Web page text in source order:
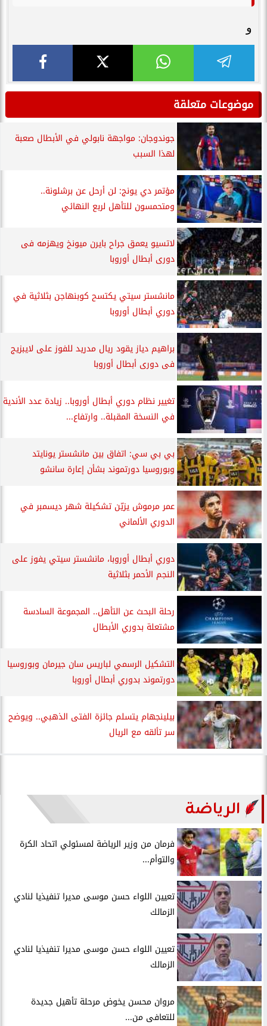
و
موضوعات متعلقة
جوندوجان: مواجهة نابولي في الأبطال صعبة
لهذا السبب
مؤتمر دي يونج: لن أرحل عن برشلونة..
ومتحمسون للتأهل لربع النهائي
لاتسيو يعمق جراح بايرن ميونخ ويهزمه فى
دورى أبطال أوروبا
مانشستر سيتي يكتسح كوبنهاجن بثلاثية في
دوري أبطال أوروبا
براهيم دياز يقود ريال مدريد للفوز على لايبزيج
فى دورى أبطال أوروبا
تغيير نظام دوري أبطال أوروبا.. زيادة عدد الأندية
في النسخة المقبلة.. وارتفاع...
بي بي سي: اتفاق بين مانشستر يونايتد
وبوروسيا دورتموند بشأن إعارة سانشو
عمر مرموش يزيّن تشكيلة شهر ديسمبر في
الدوري الألماني
دوري أبطال أوروبا، مانشستر سيتي يفوز على
النجم الأحمر بثلاثية
رحلة البحث عن التأهل.. المجموعة السادسة
مشتعلة بدوري الأبطال
التشكيل الرسمي لباريس سان جيرمان وبوروسيا
دورتموند بدوري أبطال أوروبا
بيلينجهام يتسلم جائزة الفتى الذهبي.. ويوضح
سر تألقه مع الريال
الرياضة
فرمان من وزير الرياضة لمسئولي اتحاد الكرة
والتوأم...
تعيين اللواء حسن موسى مديرا تنفيذيا لنادي
الزمالك
تعيين اللواء حسن موسى مديرا تنفيذيا لنادي
الزمالك
مروان محسن يخوض مرحلة تأهيل جديدة
للتعافى من...